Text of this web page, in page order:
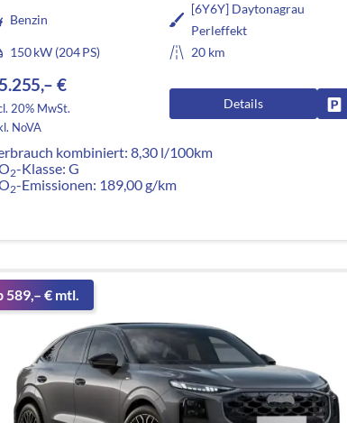
Benzin
[6Y6Y] Daytonagrau
Perleffekt
150 kW (204 PS)
20 km
€
20% MwSt.
NoVA
Details
kombiniert:8,30 l/100km
2-Klasse: G
2-Emissionen: 189,00 g/km
589,– € mtl.